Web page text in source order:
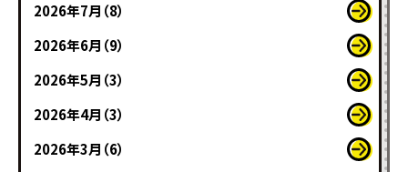
2026年7月（8）
2026年6月（9）
2026年5月（3）
2026年4月（3）
2026年3月（6）